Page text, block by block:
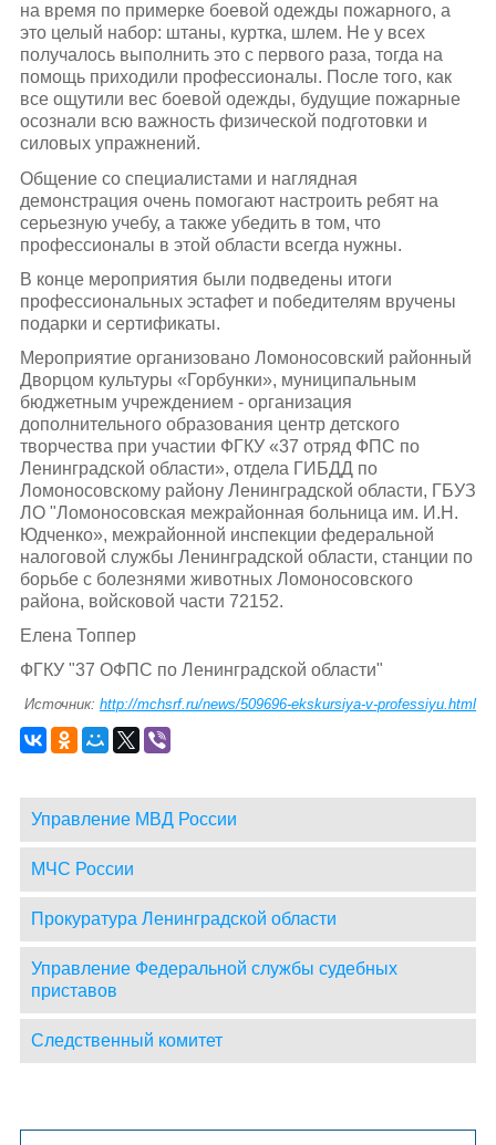
на время по примерке боевой одежды пожарного, а
это целый набор: штаны, куртка, шлем. Не у всех
получалось выполнить это с первого раза, тогда на
помощь приходили профессионалы. После того, как
все ощутили вес боевой одежды, будущие пожарные
осознали всю важность физической подготовки и
силовых упражнений.
Общение со специалистами и наглядная
демонстрация очень помогают настроить ребят на
серьезную учебу, а также убедить в том, что
профессионалы в этой области всегда нужны.
В конце мероприятия были подведены итоги
профессиональных эстафет и победителям вручены
подарки и сертификаты.
Мероприятие организовано Ломоносовский районный
Дворцом культуры «Горбунки», муниципальным
бюджетным учреждением - организация
дополнительного образования центр детского
творчества при участии ФГКУ «37 отряд ФПС по
Ленинградской области», отдела ГИБДД по
Ломоносовскому району Ленинградской области, ГБУЗ
ЛО "Ломоносовская межрайонная больница им. И.Н.
Юдченко», межрайонной инспекции федеральной
налоговой службы Ленинградской области, станции по
борьбе с болезнями животных Ломоносовского
района, войсковой части 72152.
Елена Топпер
ФГКУ "37 ОФПС по Ленинградской области"
Источник:http://mchsrf.ru/news/509696-ekskursiya-v-professiyu.html
Управление МВД России
МЧС России
Прокуратура Ленинградской области
Управление Федеральной службы судебных
приставов
Следственный комитет